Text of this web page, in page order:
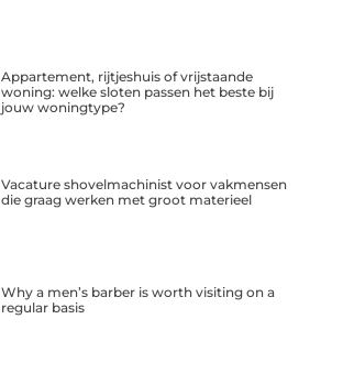
Appartement, rijtjeshuis of vrijstaande
woning: welke sloten passen het beste bij
jouw woningtype?
Vacature shovelmachinist voor vakmensen
die graag werken met groot materieel
Why a men’s barber is worth visiting on a
regular basis